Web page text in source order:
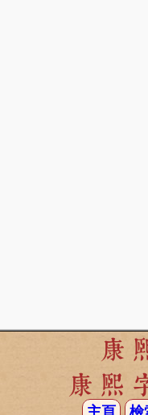
康
康熙
主頁 檢